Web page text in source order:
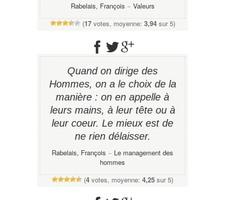
Rabelais, François − Valeurs
(17votes, moyenne: 3,94sur 5)
Quand on dirige des
Hommes, on a le choix de la
manière : on en appelle à
leurs mains, à leur tête ou à
leur coeur. Le mieux est de
ne rien délaisser.
Rabelais, François − Le management des
hommes
(4 votes, moyenne: 4,25 sur 5)